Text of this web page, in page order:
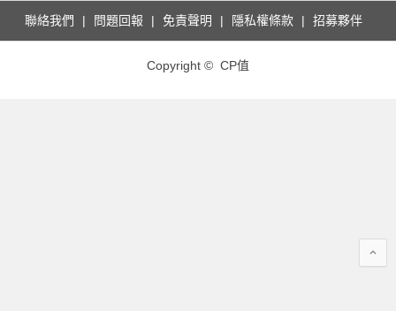
聯絡我們 問題回報 免責聲明 隱私權條款 招募夥伴
Copyright © CP值